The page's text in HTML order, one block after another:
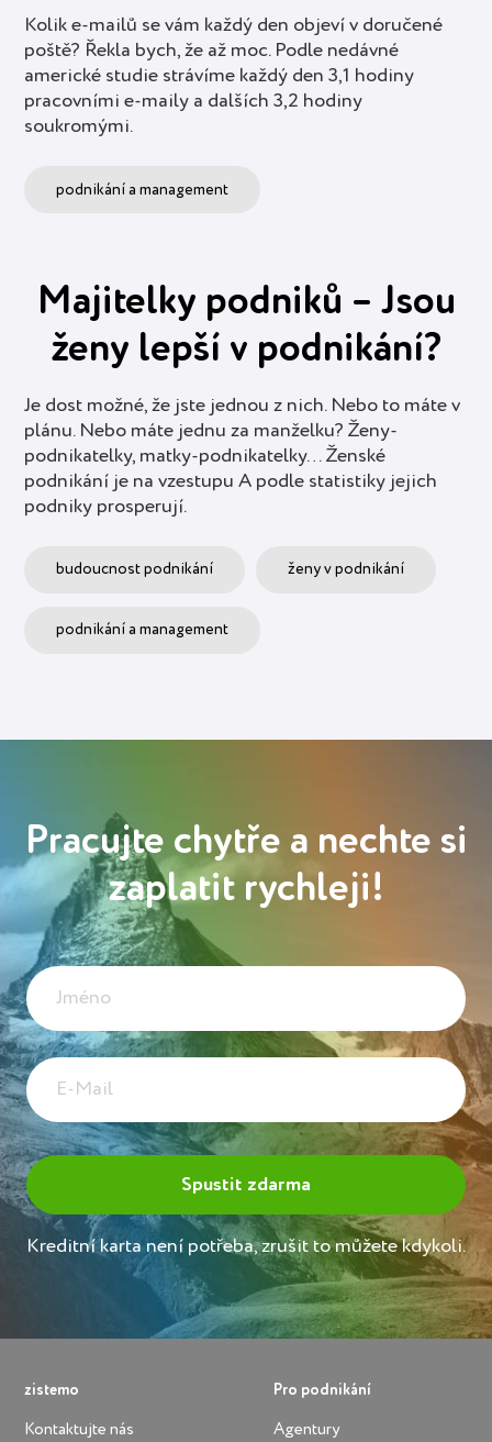
Kolik e-mailů se vám každý den objeví v doručené
poště? Řekla bych, že až moc. Podle nedávné
americké studie strávíme každý den 3,1 hodiny
pracovními e-maily a dalších 3,2 hodiny
soukromými.
podnikání a management
Majitelky podniků – Jsou
ženy lepší v podnikání?
Je dost možné, že jste jednou z nich. Nebo to máte v
plánu. Nebo máte jednu za manželku? Ženy-
podnikatelky, matky-podnikatelky… Ženské
podnikání je na vzestupu A podle statistiky jejich
podniky prosperují.
budoucnost podnikání ženy v podnikání
podnikání a management
Pracujte chytře a nechte si
zaplatit rychleji!
Kreditní karta není potřeba, zrušit to můžete kdykoli.
zistemo
Kontaktujte nás
Pro podnikání
Agentury